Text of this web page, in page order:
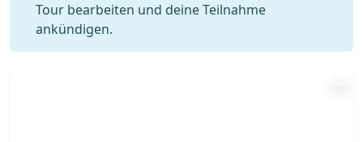
Tour bearbeiten und deine Teilnahme
ankündigen.